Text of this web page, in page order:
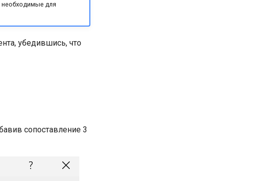
для
убедившись, что
сопоставление 3